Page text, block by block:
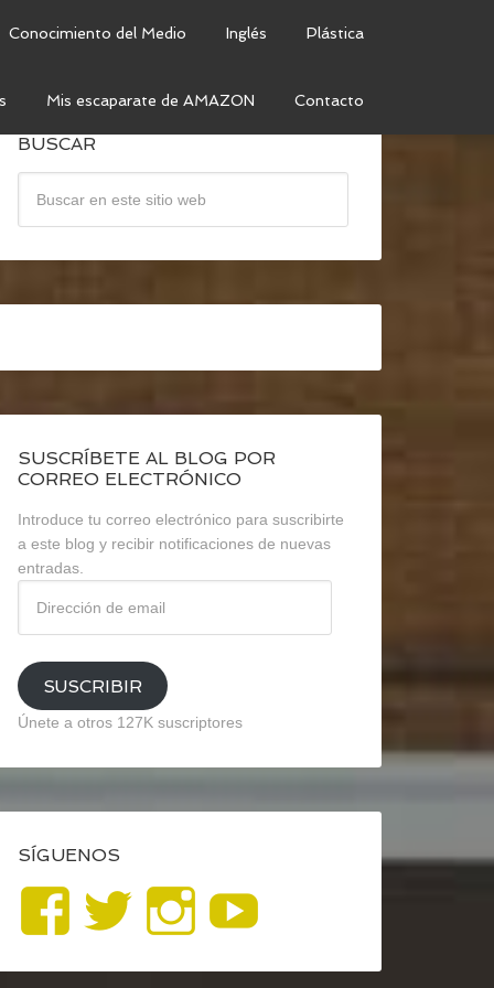
Conocimiento del Medio Inglés Plástica
Mis escaparate de AMAZON Contacto
BUSCAR
SUSCRÍBETE AL BLOG POR
CORREO ELECTRÓNICO
Introduce tu correo electrónico para suscribirte
a este blog y recibir notificaciones de nuevas
entradas.
email
SUSCRIBIR
Únete a otros 127K suscriptores
SÍGUENOS
Ver
perfil
Ver
perfil
Ver
perfil